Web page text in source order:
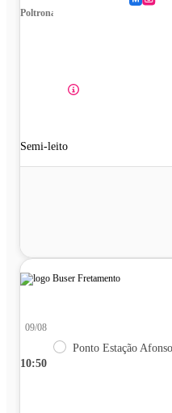
Poltrona
Semi-leito
10:50
09/08
Ponto Estação